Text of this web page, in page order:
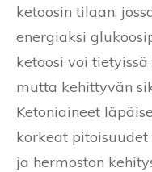
ketoosin tilaan,
energiaksi
ketoosi voi
mutta kehittyvän
Ketoniaineet
korkeat
ja hermoston